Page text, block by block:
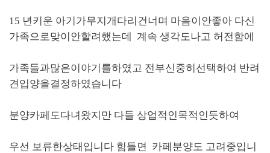
15 년키운 아기가무지개다리건너며 마음이안좋아 다신
가족으로맞이안할려했는데 계속 생각도나고 허전함에
가족들과많은이야기를하였고 전부신중히선택하여 반려
견입양을결정하였습니다
분양카페도다녀왔지만 다들 상업적인목적인듯하여
우선 보류한상태입니다 힘들면 카페분양도 고려중입니